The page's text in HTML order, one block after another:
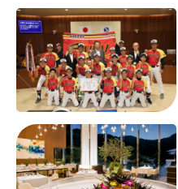
ー
シ
ョ
ン